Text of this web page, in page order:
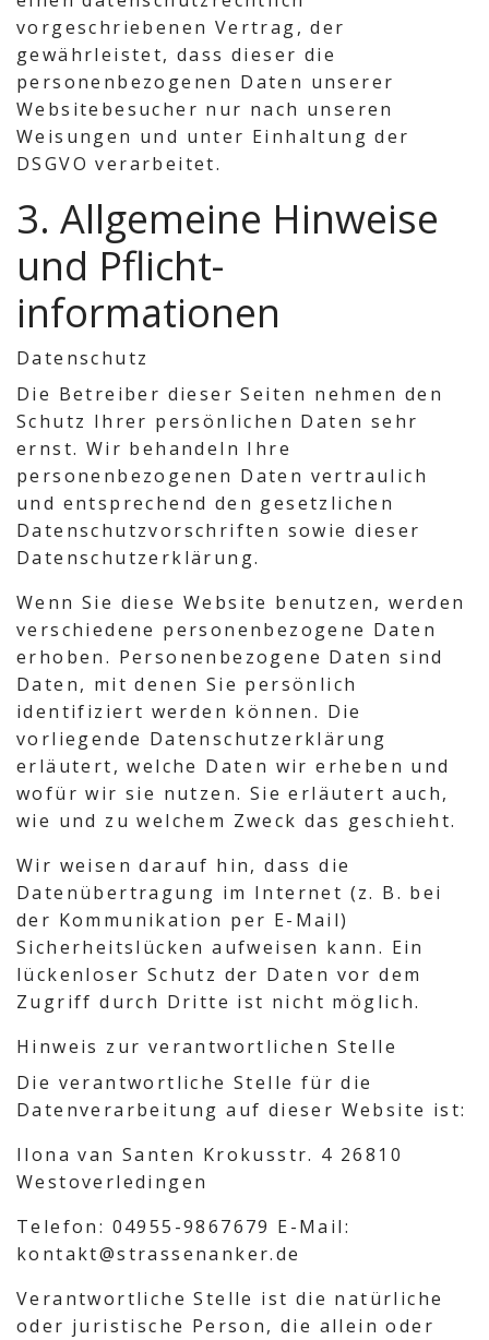
vorgeschriebenen Vertrag, der
gewährleistet, dass dieser die
personenbezogenen Daten unserer
Websitebesucher nur nach unseren
Weisungen und unter Einhaltung der
DSGVO verarbeitet.
3. Allgemeine Hinweise
und Pflicht­
informationen
Datenschutz
Die Betreiber dieser Seiten nehmen den
Schutz Ihrer persönlichen Daten sehr
ernst. Wir behandeln Ihre
personenbezogenen Daten vertraulich
und entsprechend den gesetzlichen
Datenschutzvorschriften sowie dieser
Datenschutzerklärung.
Wenn Sie diese Website benutzen, werden
verschiedene personenbezogene Daten
erhoben. Personenbezogene Daten sind
Daten, mit denen Sie persönlich
identifiziert werden können. Die
vorliegende Datenschutzerklärung
erläutert, welche Daten wir erheben und
wofür wir sie nutzen. Sie erläutert auch,
wie und zu welchem Zweck das geschieht.
Wir weisen darauf hin, dass die
Datenübertragung im Internet (z. B. bei
der Kommunikation per E-Mail)
Sicherheitslücken aufweisen kann. Ein
lückenloser Schutz der Daten vor dem
Zugriff durch Dritte ist nicht möglich.
Hinweis zur verantwortlichen Stelle
Die verantwortliche Stelle für die
Datenverarbeitung auf dieser Website ist:
Ilona van Santen Krokusstr. 4 26810
Westoverledingen
Telefon: 04955-9867679 E-Mail:
kontakt@strassenanker.de
Verantwortliche Stelle ist die natürliche
oder juristische Person, die allein oder